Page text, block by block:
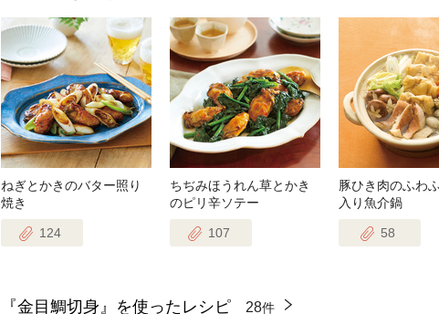
ねぎとかきのバター照り
焼き
124
ちぢみほうれん草とかき
のピリ辛ソテー
107
豚ひき肉のふわ
入り魚介鍋
58
『金目鯛切身』を使ったレシピ 28件